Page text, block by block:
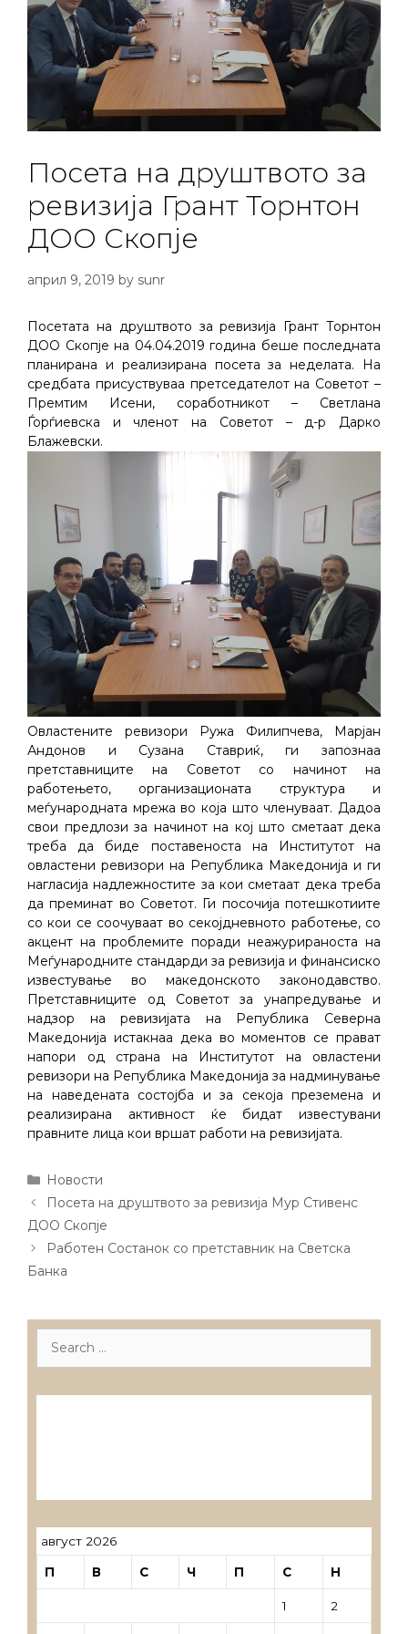
Посета на друштвото за
ревизија Грант Торнтон
ДОО Скопје
април 9, 2019 by sunr
Посетата на друштвото за ревизија Грант Торнтон
ДОО Скопје на 04.04.2019 година беше последната
планирана и реализирана посета за неделата. На
средбата присуствуваа претседателот на Советот –
Премтим Исени, соработникот – Светлана
Ѓорѓиевска и членот на Советот – д-р Дарко
Блажевски.
Овластените ревизори Ружа Филипчева, Марјан
Андонов и Сузана Ставриќ, ги запознаа
претставниците на Советот со начинот на
работењето, организационата структура и
меѓународната мрежа во која што членуваат. Дадоа
свои предлози за начинот на кој што сметаат дека
треба да биде поставеноста на Институтот на
овластени ревизори на Република Македонија и ги
нагласија надлежностите за кои сметаат дека треба
да преминат во Советот. Ги посочија потешкотиите
со кои се соочуваат во секојдневното работење, со
акцент на проблемите поради неажурираноста на
Меѓународните стандарди за ревизија и финансиско
известување во македонското законодавство.
Претставниците од Советот за унапредување и
надзор на ревизијата на Република Северна
Македонија истакнаа дека во моментов се прават
напори од страна на Институтот на овластени
ревизори на Република Македонија за надминување
на наведената состојба и за секоја преземена и
реализирана активност ќе бидат известувани
правните лица кои вршат работи на ревизијата.
Categories
Новости
Post
navigation
Посета на друштвото за ревизија Мур Стивенс
ДОО Скопје
Работен Состанок со претставник на Светска
Банка
Search
август 2026
П В С Ч П С Н
1 2